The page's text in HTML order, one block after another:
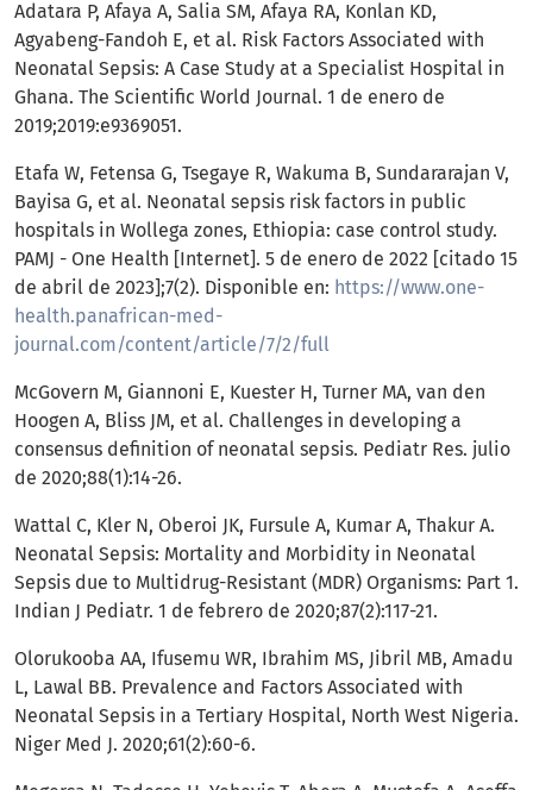
Adatara P, Afaya A, Salia SM, Afaya RA, Konlan KD,
Agyabeng-Fandoh E, et al. Risk Factors Associated with
Neonatal Sepsis: A Case Study at a Specialist Hospital in
Ghana. The Scientific World Journal. 1 de enero de
2019;2019:e9369051.
Etafa W, Fetensa G, Tsegaye R, Wakuma B, Sundararajan V,
Bayisa G, et al. Neonatal sepsis risk factors in public
hospitals in Wollega zones, Ethiopia: case control study.
PAMJ - One Health [Internet]. 5 de enero de 2022 [citado 15
de abril de 2023];7(2). Disponible en: https://www.one-
health.panafrican-med-
journal.com/content/article/7/2/full
McGovern M, Giannoni E, Kuester H, Turner MA, van den
Hoogen A, Bliss JM, et al. Challenges in developing a
consensus definition of neonatal sepsis. Pediatr Res. julio
de 2020;88(1):14-26.
Wattal C, Kler N, Oberoi JK, Fursule A, Kumar A, Thakur A.
Neonatal Sepsis: Mortality and Morbidity in Neonatal
Sepsis due to Multidrug-Resistant (MDR) Organisms: Part 1.
Indian J Pediatr. 1 de febrero de 2020;87(2):117-21.
Olorukooba AA, Ifusemu WR, Ibrahim MS, Jibril MB, Amadu
L, Lawal BB. Prevalence and Factors Associated with
Neonatal Sepsis in a Tertiary Hospital, North West Nigeria.
Niger Med J. 2020;61(2):60-6.